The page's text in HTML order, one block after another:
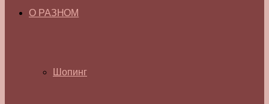
О РАЗНОМ
Шопинг